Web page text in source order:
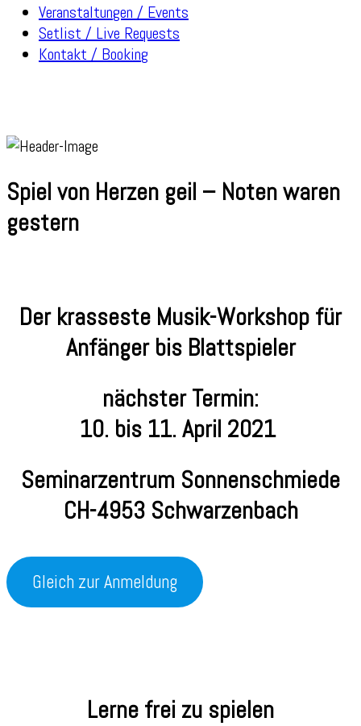
Veranstaltungen / Events
Setlist / Live Requests
Kontakt / Booking
Spiel von Herzen geil – Noten waren
gestern
Der krasseste Musik-Workshop für
Anfänger bis Blattspieler
nächster Termin:
10. bis 11. April 2021
Seminarzentrum Sonnenschmiede
CH-4953 Schwarzenbach
Gleich zur Anmeldung
Lerne frei zu spielen